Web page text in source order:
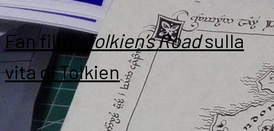
Fan film:Tolkien’s Roadsulla
vita di Tolkien